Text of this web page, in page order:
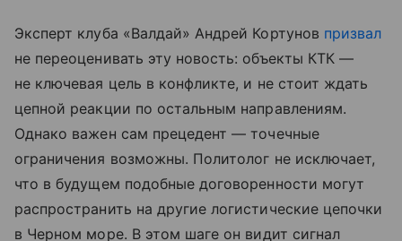
Эксперт клуба «Валдай» Андрей Кортунов призвал
не переоценивать эту новость: объекты КТК —
не ключевая цель в конфликте, и не стоит ждать
цепной реакции по остальным направлениям.
Однако важен сам прецедент — точечные
ограничения возможны. Политолог не исключает,
что в будущем подобные договоренности могут
распространить на другие логистические цепочки
в Черном море. В этом шаге он видит сигнал